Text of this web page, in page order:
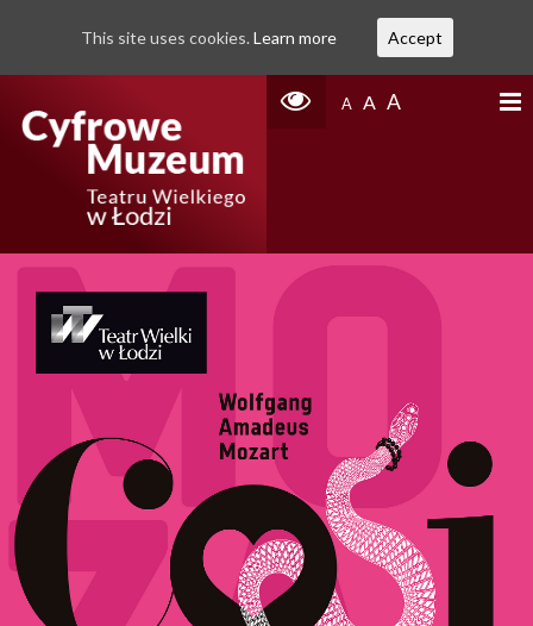
A A A
This site uses cookies. Learn more Accept